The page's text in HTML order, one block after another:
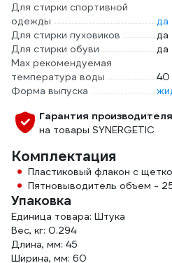
Для стирки спортивной
одежды
да
Для стирки пуховиков
да
Для стирки обуви
да
Мах рекомендуемая
температура воды
40
Форма выпуска
Гарантия
на товары SYNERGETIC
Комплектация
Пластиковый флакон с
Пятновыводитель объем -
Упаковка
Единица товара: Штука
Вес, кг: 0.294
Длина, мм: 45
Ширина, мм: 60